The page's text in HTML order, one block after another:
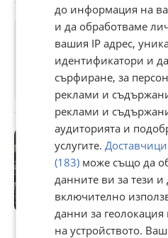
Трактор
2 557 €
5
гр. Дулово,
Трактор
употреба
511,67
1
Цената е
гр. Дулово,
до информация на
и да обработваме
вашия IP адрес,
идентификатори и
сърфиране, за
реклами и
реклами и
аудиторията и
услугите.
(183) може също да
данните ви за тези и
включително
данни за геолокация
на устройството.